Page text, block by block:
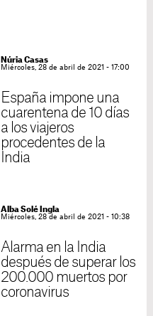
Núria Casas
Miércoles, 28 de abril de 2021 - 17:00
España impone una
cuarentena de 10 días
a los viajeros
procedentes de la
India
Alba Solé Ingla
Miércoles, 28 de abril de 2021 - 10:38
Alarma en la India
después de superar los
200.000 muertos por
coronavirus